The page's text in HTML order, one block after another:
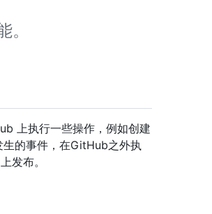
上执行一些操作，例如创建
的事件，在GitHub之外执
发布。